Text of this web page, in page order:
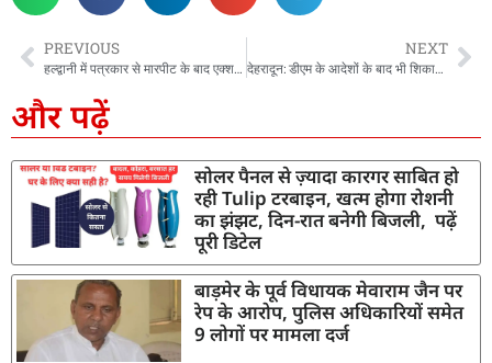
PREVIOUS
हल्द्वानी में पत्रकार से मारपीट के बाद एक्शन, दो लोग गिरफ्तार, अवैध निर्माण पर गरजा बुलडोजर
NEXT
देहरादून: डीएम के आदेशों के बाद भी शिकायतों पर नहीं हो रहा एक्शन, परेशान फरियादी, समस्याएं जस की तस
और पढ़ें
सोलर पैनल से ज़्यादा कारगर साबित हो
रही Tulip टरबाइन, खत्म होगा रोशनी
का झंझट, दिन-रात बनेगी बिजली, पढ़ें
पूरी डिटेल
बाड़मेर के पूर्व विधायक मेवाराम जैन पर
रेप के आरोप, पुलिस अधिकारियों समेत
9 लोगों पर मामला दर्ज